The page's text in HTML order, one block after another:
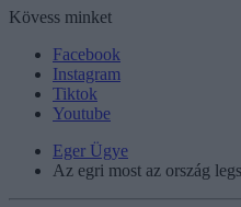
Kövess minket
Facebook
Instagram
Tiktok
Youtube
Eger Ügye
Az egri most az ország